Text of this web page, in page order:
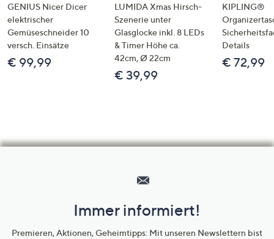
GENIUS Nicer Dicer
elektrischer
Gemüseschneider 10
versch. Einsätze
€ 99,99
LUMIDA Xmas Hirsch-
Szenerie unter
Glasglocke inkl. 8 LEDs
& Timer Höhe ca.
42cm, Ø 22cm
€ 39,99
KIPLING®
Details
€ 72,99
Unternehmensinformationen
Immer informiert!
Premieren, Aktionen, Geheimtipps: Mit unseren Newslettern bist